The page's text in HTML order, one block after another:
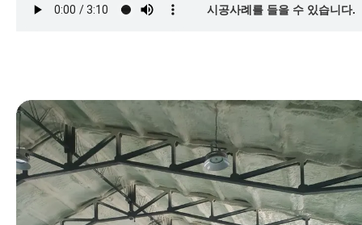
시공사례를 들을 수 있습니다.